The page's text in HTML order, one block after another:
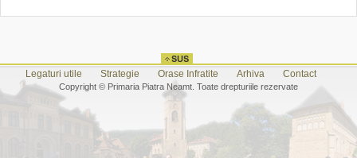
Legaturi utile Strategie Orase Infratite Arhiva Contact
Copyright © Primaria Piatra Neamt. Toate drepturiile rezervate